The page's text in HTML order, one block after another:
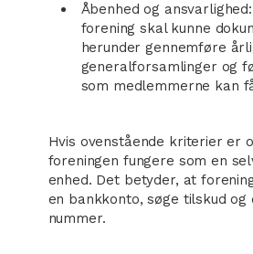
Åbenhed og
forening skal kunne
herunder gennemføre
generalforsamlinger og
som medlemmerne kan
Hvis ovenstående kriterier er
foreningen fungere som en
enhed. Det betyder, at
en bankkonto, søge tilskud og
nummer.